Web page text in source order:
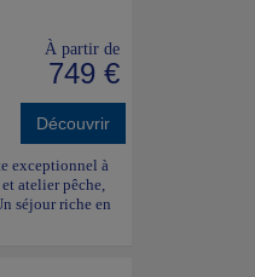
À partir de
749 €
Découvrir
exceptionnel à
atelier pêche,
séjour riche en